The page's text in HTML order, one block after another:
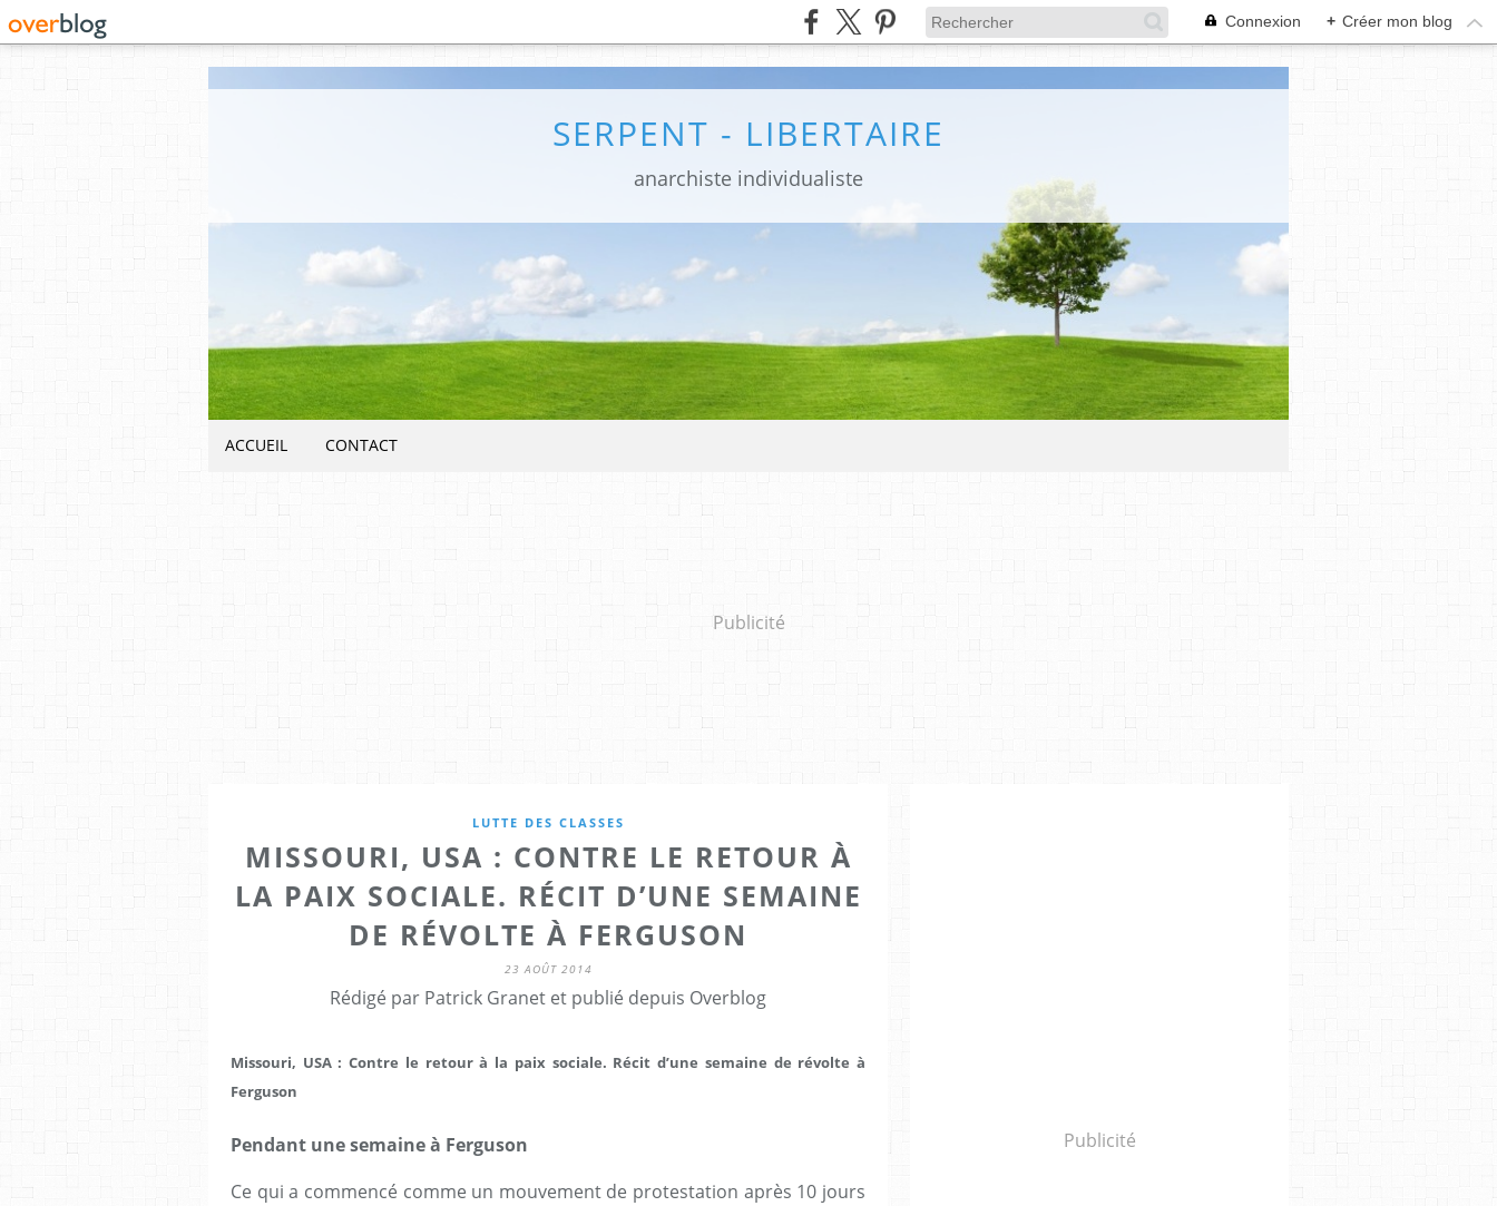
Connexion + Créer mon blog
SERPENT - LIBERTAIRE
anarchiste individualiste
ACCUEIL CONTACT
Publicité
LUTTE DES CLASSES
MISSOURI, USA : CONTRE LE RETOUR À
LA PAIX SOCIALE. RÉCIT D’UNE SEMAINE
DE RÉVOLTE À FERGUSON
23 AOÛT 2014
Rédigé par Patrick Granet et publié depuis Overblog
Missouri, USA : Contre le retour à la paix sociale. Récit d’une semaine de révolte à
Ferguson
Pendant une semaine à Ferguson
Ce qui a commencé comme un mouvement de protestation après 10 jours
Publicité